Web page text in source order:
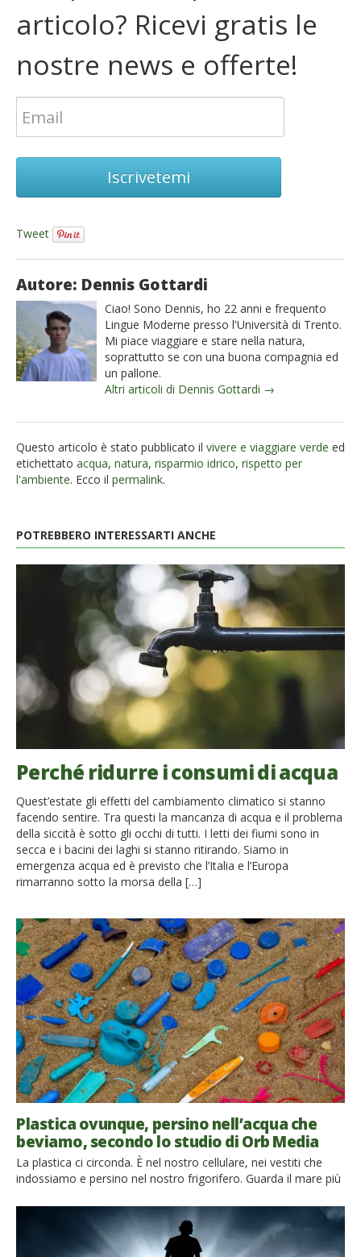
articolo? Ricevi gratis le
nostre news e offerte!
Iscrivetemi
Tweet
Autore: Dennis Gottardi
Ciao! Sono Dennis, ho 22 anni e frequento
Lingue Moderne presso l'Università di Trento.
Mi piace viaggiare e stare nella natura,
soprattutto se con una buona compagnia ed
un pallone.
Altri articoli di Dennis Gottardi →
Questo articolo è stato pubblicato il vivere e viaggiare verde ed
etichettato acqua, natura, risparmio idrico, rispetto per
l'ambiente. Ecco il permalink.
POTREBBERO INTERESSARTI ANCHE
Perché ridurre i consumi di acqua
Quest’estate gli effetti del cambiamento climatico si stanno
facendo sentire. Tra questi la mancanza di acqua e il problema
della siccità è sotto gli occhi di tutti. I letti dei fiumi sono in
secca e i bacini dei laghi si stanno ritirando. Siamo in
emergenza acqua ed è previsto che l’Italia e l’Europa
rimarranno sotto la morsa della […]
Plastica ovunque, persino nell’acqua che
beviamo, secondo lo studio di Orb Media
La plastica ci circonda. È nel nostro cellulare, nei vestiti che
indossiamo e persino nel nostro frigorifero. Guarda il mare più
plastici. Per non parlare delle tonnellate di rifiuti destinati alle
discariche. Viviamo, ormai, in un mondo fatto di plastica. Ti